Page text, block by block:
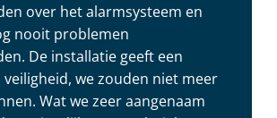
over het alarmsysteem en
nooit problemen
De installatie geeft een
veiligheid, we zouden niet meer
Wat we zeer aangenaam